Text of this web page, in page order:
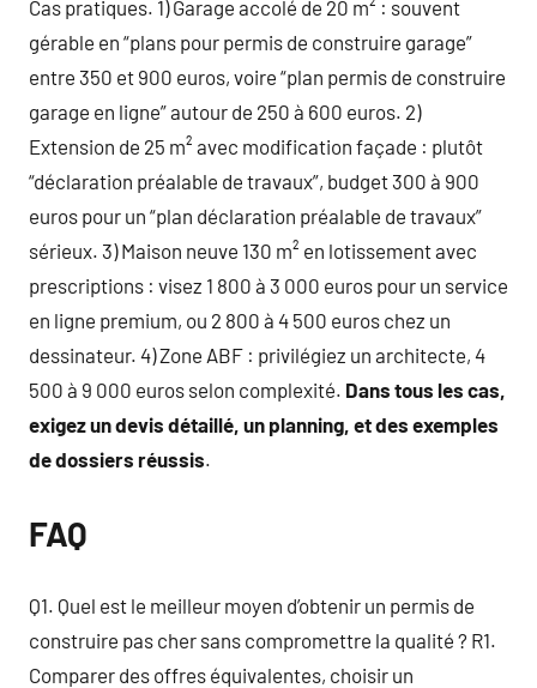
Cas pratiques. 1) Garage accolé de 20 m² : souvent
gérable en “plans pour permis de construire garage”
entre 350 et 900 euros, voire “plan permis de construire
garage en ligne” autour de 250 à 600 euros. 2)
Extension de 25 m² avec modification façade : plutôt
“déclaration préalable de travaux”, budget 300 à 900
euros pour un “plan déclaration préalable de travaux”
sérieux. 3) Maison neuve 130 m² en lotissement avec
prescriptions : visez 1 800 à 3 000 euros pour un service
en ligne premium, ou 2 800 à 4 500 euros chez un
dessinateur. 4) Zone ABF : privilégiez un architecte, 4
500 à 9 000 euros selon complexité. Dans tous les cas,
exigez un devis détaillé, un planning, et des exemples
de dossiers réussis.
FAQ
Q1. Quel est le meilleur moyen d’obtenir un permis de
construire pas cher sans compromettre la qualité ? R1.
Comparer des offres équivalentes, choisir un